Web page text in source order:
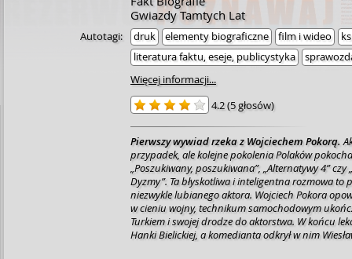
Gwiazdy Tamtych Lat
Autotagi: druk elementy biograficzne film i wideo
literatura faktu, eseje, publicystyka
Więcej informacji...
4.2(5 głosów)
Pierwszy wywiad rzeka z Wojciechem Pokorą.
przypadek, ale kolejne pokolenia Polaków
„Poszukiwany, poszukiwana”, „Alternatywy 4” czy
Dyzmy”. Ta błyskotliwa i inteligentna rozmowa to
niezwykle lubianego aktora. Wojciech Pokora
w cieniu wojny, technikum samochodowym
Turkiem i swojej drodze do aktorstwa. W końcu
Hanki Bielickiej, a komedianta odkrył w nim